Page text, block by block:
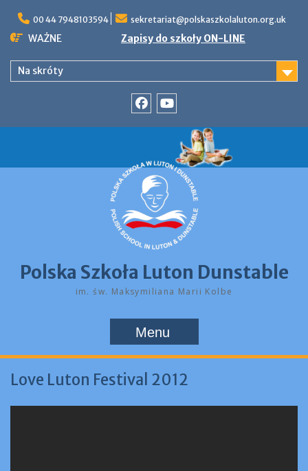
content
00 44 7948103594 sekretariat@polskaszkolaluton.org.uk
WAŻNE Zapisy do szkoły ON-LINE
Na skróty
Polska Szkoła Luton Dunstable
im. św. Maksymiliana Marii Kolbe
Menu
Love Luton Festival 2012